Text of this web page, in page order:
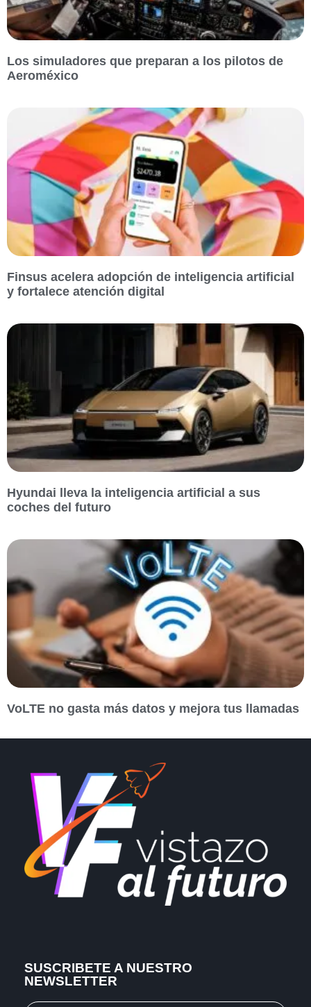
Los simuladores que preparan a los pilotos de
Aeroméxico
Finsus acelera adopción de inteligencia artificial
y fortalece atención digital
Hyundai lleva la inteligencia artificial a sus
coches del futuro
VoLTE no gasta más datos y mejora tus llamadas
SUSCRIBETE A NUESTRO
NEWSLETTER